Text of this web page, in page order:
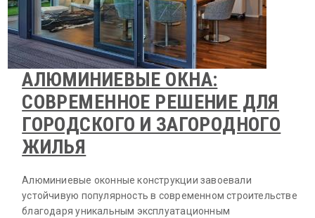
АЛЮМИНИЕВЫЕ ОКНА:
СОВРЕМЕННОЕ РЕШЕНИЕ ДЛЯ
ГОРОДСКОГО И ЗАГОРОДНОГО
ЖИЛЬЯ
Алюминиевые оконные конструкции завоевали
устойчивую популярность в современном строительстве
благодаря уникальным эксплуатационным